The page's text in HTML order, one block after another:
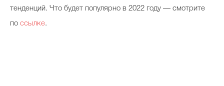
тенденций. Что будет популярно в 2022 году — смотрите
по ссылке.